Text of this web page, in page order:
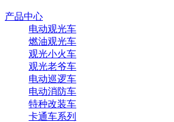
产品中心
电动观光车
燃油观光车
观光小火车
观光老爷车
电动巡逻车
电动消防车
特种改装车
卡通车系列